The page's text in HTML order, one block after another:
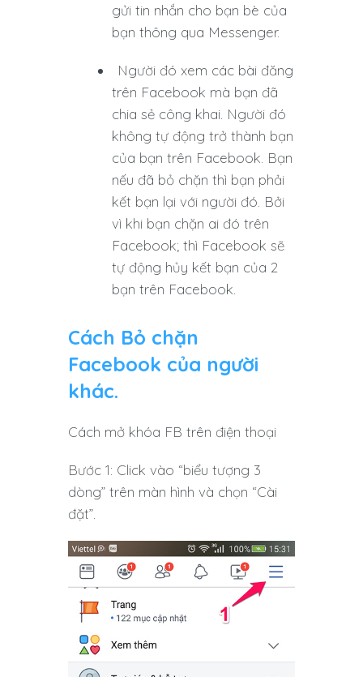
gửi tin nhắn cho bạn bè của
bạn thông qua Messenger.
Người đó xem các bài đăng
trên Facebook mà bạn đã
chia sẻ công khai. Người đó
không tự động trở thành bạn
của bạn trên Facebook. Bạn
nếu đã bỏ chặn thì bạn phải
kết bạn lại với người đó. Bởi
vì khi bạn chặn ai đó trên
Facebook; thì Facebook sẽ
tự động hủy kết bạn của 2
bạn trên Facebook.
Cách Bỏ chặn
Facebook của người
khác.
Cách mở khóa FB trên điện thoại
Bước 1: Click vào “biểu tượng 3
dòng” trên màn hình và chọn “Cài
đặt”.